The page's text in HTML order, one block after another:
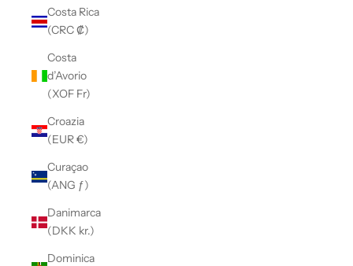
Costa Rica
(CRC ₡)
Costa
d’Avorio
(XOF Fr)
Croazia
(EUR €)
Curaçao
(ANG ƒ)
Danimarca
(DKK kr.)
Dominica